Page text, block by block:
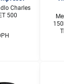
Charles
500